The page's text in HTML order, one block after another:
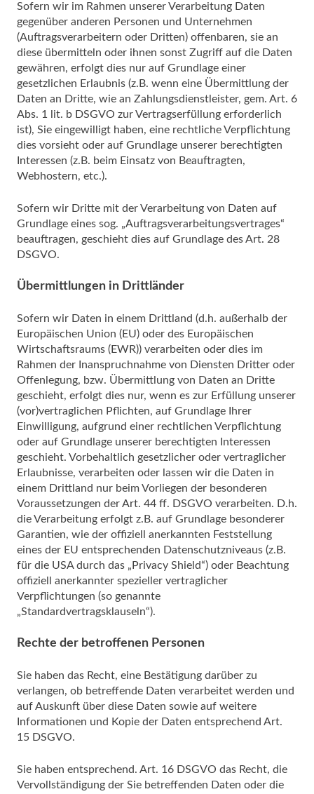
Sofern wir im Rahmen unserer Verarbeitung Daten
gegenüber anderen Personen und Unternehmen
(Auftragsverarbeitern oder Dritten) offenbaren, sie an
diese übermitteln oder ihnen sonst Zugriff auf die Daten
gewähren, erfolgt dies nur auf Grundlage einer
gesetzlichen Erlaubnis (z.B. wenn eine Übermittlung der
Daten an Dritte, wie an Zahlungsdienstleister, gem. Art. 6
Abs. 1 lit. b DSGVO zur Vertragserfüllung erforderlich
ist), Sie eingewilligt haben, eine rechtliche Verpflichtung
dies vorsieht oder auf Grundlage unserer berechtigten
Interessen (z.B. beim Einsatz von Beauftragten,
Webhostern, etc.).
Sofern wir Dritte mit der Verarbeitung von Daten auf
Grundlage eines sog. „Auftragsverarbeitungsvertrages“
beauftragen, geschieht dies auf Grundlage des Art. 28
DSGVO.
Übermittlungen in Drittländer
Sofern wir Daten in einem Drittland (d.h. außerhalb der
Europäischen Union (EU) oder des Europäischen
Wirtschaftsraums (EWR)) verarbeiten oder dies im
Rahmen der Inanspruchnahme von Diensten Dritter oder
Offenlegung, bzw. Übermittlung von Daten an Dritte
geschieht, erfolgt dies nur, wenn es zur Erfüllung unserer
(vor)vertraglichen Pflichten, auf Grundlage Ihrer
Einwilligung, aufgrund einer rechtlichen Verpflichtung
oder auf Grundlage unserer berechtigten Interessen
geschieht. Vorbehaltlich gesetzlicher oder vertraglicher
Erlaubnisse, verarbeiten oder lassen wir die Daten in
einem Drittland nur beim Vorliegen der besonderen
Voraussetzungen der Art. 44 ff. DSGVO verarbeiten. D.h.
die Verarbeitung erfolgt z.B. auf Grundlage besonderer
Garantien, wie der offiziell anerkannten Feststellung
eines der EU entsprechenden Datenschutzniveaus (z.B.
für die USA durch das „Privacy Shield“) oder Beachtung
offiziell anerkannter spezieller vertraglicher
Verpflichtungen (so genannte
„Standardvertragsklauseln“).
Rechte der betroffenen Personen
Sie haben das Recht, eine Bestätigung darüber zu
verlangen, ob betreffende Daten verarbeitet werden und
auf Auskunft über diese Daten sowie auf weitere
Informationen und Kopie der Daten entsprechend Art.
15 DSGVO.
Sie haben entsprechend. Art. 16 DSGVO das Recht, die
Vervollständigung der Sie betreffenden Daten oder die